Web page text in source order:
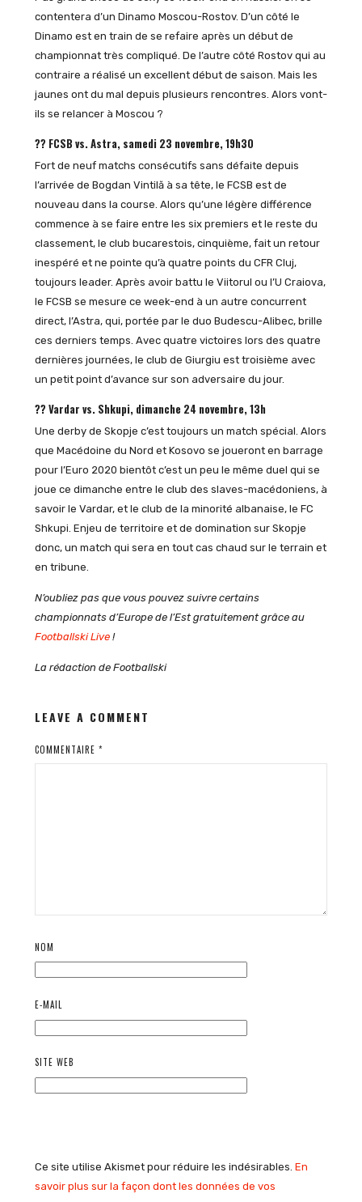
contentera d’un Dinamo Moscou-Rostov. D’un côté le
Dinamo est en train de se refaire après un début de
championnat très compliqué. De l’autre côté Rostov qui au
contraire a réalisé un excellent début de saison. Mais les
jaunes ont du mal depuis plusieurs rencontres. Alors vont-
ils se relancer à Moscou ?
?? FCSB vs. Astra, samedi 23 novembre, 19h30
Fort de neuf matchs consécutifs sans défaite depuis
l’arrivée de Bogdan Vintilă à sa tête, le FCSB est de
nouveau dans la course. Alors qu’une légère différence
commence à se faire entre les six premiers et le reste du
classement, le club bucarestois, cinquième, fait un retour
inespéré et ne pointe qu’à quatre points du CFR Cluj,
toujours leader. Après avoir battu le Viitorul ou l’U Craiova,
le FCSB se mesure ce week-end à un autre concurrent
direct, l’Astra, qui, portée par le duo Budescu-Alibec, brille
ces derniers temps. Avec quatre victoires lors des quatre
dernières journées, le club de Giurgiu est troisième avec
un petit point d’avance sur son adversaire du jour.
?? Vardar vs. Shkupi, dimanche 24 novembre, 13h
Une derby de Skopje c’est toujours un match spécial. Alors
que Macédoine du Nord et Kosovo se joueront en barrage
pour l’Euro 2020 bientôt c’est un peu le même duel qui se
joue ce dimanche entre le club des slaves-macédoniens, à
savoir le Vardar, et le club de la minorité albanaise, le FC
Shkupi. Enjeu de territoire et de domination sur Skopje
donc, un match qui sera en tout cas chaud sur le terrain et
en tribune.
N’oubliez pas que vous pouvez suivre certains
championnats d’Europe de l’Est gratuitement grâce au
Footballski Live!
La rédaction de Footballski
LEAVE A COMMENT
COMMENTAIRE *
NOM
E-MAIL
SITE WEB
Ce site utilise Akismet pour réduire les indésirables. En
savoir plus sur la façon dont les données de vos